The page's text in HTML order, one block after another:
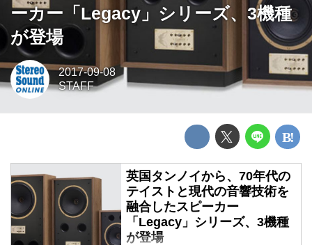
ーカー「Legacy」シリーズ、3機種
が登場
2017-09-08
STAFF
英国タンノイから、70年代の
テイストと現代の音響技術を
融合したスピーカー
「Legacy」シリーズ、3機種
が登場